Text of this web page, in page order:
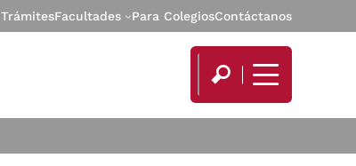
TrámitesFacultades Para ColegiosContáctanos